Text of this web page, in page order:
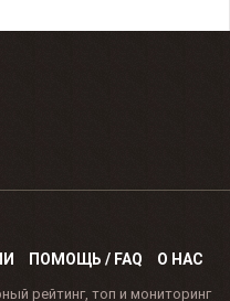
ПОМОЩЬ / FAQ О НАС
рейтинг, топ и мониторинг